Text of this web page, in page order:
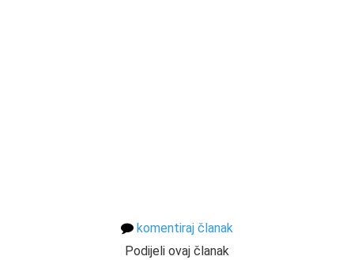
komentiraj članak
Podijeli ovaj članak